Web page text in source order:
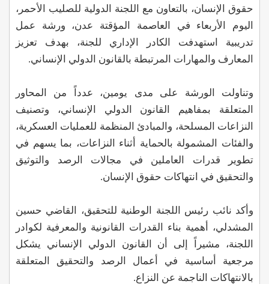
حقوق الإنسان، بالتعاون مع اللجنة الدولية للصليب الأحمر،
اليوم الأربعاء في العاصمة المؤقتة عدن، ورشة عمل
تدريبية استهدفت الكادر الإداري للجنة، بهدف تعزيز
المعارف والمهارات المرتبطة بالقانون الدولي الإنساني.
وتناولت الورشة على مدى يومين، عدداً من المحاور
المتعلقة بمفاهيم القانون الدولي الإنساني، وتصنيف
النزاعات المسلحة، والمبادئ المنظمة للعمليات العسكرية،
والفئات المشمولة بالحماية أثناء النزاعات، بما يسهم في
تطوير قدرات العاملين في مجالات الرصد والتوثيق
والتحقيق في انتهاكات حقوق الإنسان.
وأكد نائب رئيس اللجنة الوطنية للتحقيق، القاضي حسين
المشدلي، أهمية بناء القدرات القانونية والمعرفية لكوادر
اللجنة، مشيراً إلى أن القانون الدولي الإنساني يشكل
مرجعية أساسية في أعمال الرصد والتحقيق المتعلقة
بالانتهاكات الناجمة عن النزاع.